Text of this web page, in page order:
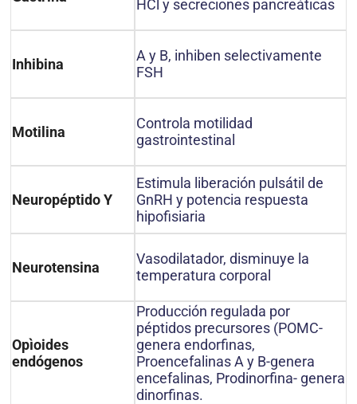
HCl y secreciones pancreáticas
Inhibina
A y B, inhiben selectivamente
FSH
Motilina
Controla motilidad
gastrointestinal
Neuropéptido Y
Estimula liberación pulsátil de
GnRH y potencia respuesta
hipofisiaria
Neurotensina
Vasodilatador, disminuye la
temperatura corporal
Opìoides
endógenos
Producción regulada por
péptidos precursores (POMC-
genera endorfinas,
Proencefalinas A y B-genera
encefalinas, Prodinorfina- genera
dinorfinas.